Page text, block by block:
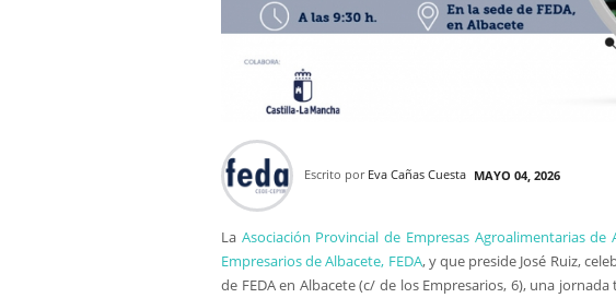
Escrito por Eva Cañas Cuesta MAYO 04, 2026
La Asociación Provincial de Empresas Agroalimentarias de
Empresarios de Albacete, FEDA, y que preside José Ruiz,
de FEDA en Albacete (c/ de los Empresarios, 6), una